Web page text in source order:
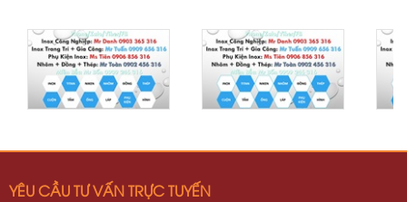
YÊU CẦU TƯ VẤN TRỰC TUYẾN